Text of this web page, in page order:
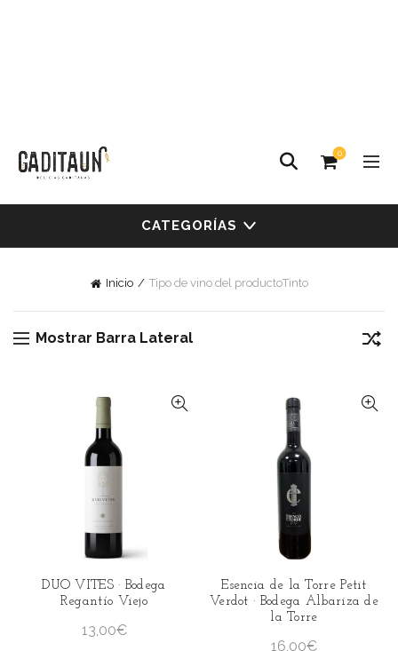
0
CATEGORÍAS
Inicio Tipo de vino del productoTinto
Mostrar Barra Lateral
DUO VITES · Bodega
Regantío Viejo
13,00€
Esencia de la Torre Petit
Verdot · Bodega Albariza de
la Torre
16,00€